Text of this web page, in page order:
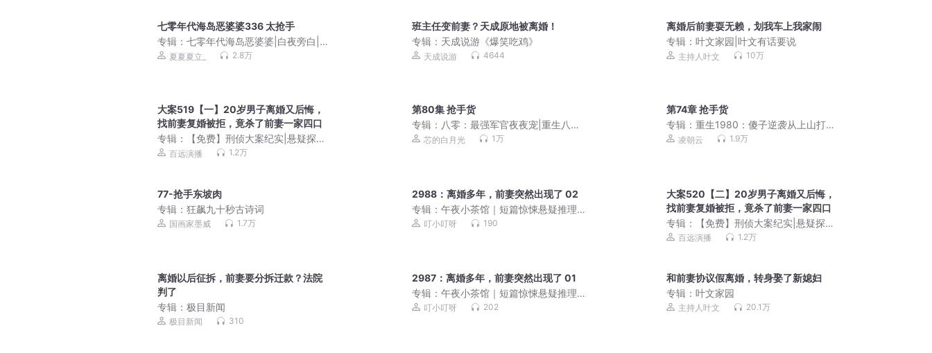
七零年代海岛恶婆婆336 太抢手
专辑： 七零年代海岛恶婆婆|白夜旁白|超
有梗爆笑|年代文|无CP|婆婆文|多人有声
夏夏夏立_ 2.8万
班主任变前妻？天成原地被离婚！
专辑： 天成说游《爆笑吃鸡》
天成说游 4644
离婚后前妻耍无赖，划我车上我家闹
专辑：叶文家园|叶文有话要说
主持人叶文 10万
大案519【一】20岁男子离婚又后悔，
找前妻复婚被拒，竟杀了前妻一家四口
专辑：
【免费】刑侦大案纪实|悬疑探案|
罪案追踪|AI精讲
百远演播 1.2万
第80集 抢手货
专辑： 八零：最强军官夜夜宠|重生八零
当后妈|年代|军婚|逆袭|养崽|先婚后爱|
芯的白月光 1万
第74章 抢手货
专辑：重生1980：傻子逆袭从上山打猎
开始丨乡村年代文丨重生八零丨VIP免费
凌朝云 1.9万
77-抢手东坡肉
专辑： 狂飙九十秒古诗词
国画家墨威 1.7万
2988：离婚多年，前妻突然出现了 02
专辑：午夜小茶馆｜短篇惊悚悬疑推理
故事集（会员免费）
叮小叮呀 190
大案520【二】20岁男子离婚又后悔，
找前妻复婚被拒，竟杀了前妻一家四口
专辑：
【免费】刑侦大案纪实|悬疑探案|
罪案追踪|AI精讲
百远演播 1.2万
离婚以后征拆，前妻要分拆迁款？法院
判了
专辑： 极目新闻
极目新闻 310
2987：离婚多年，前妻突然出现了 01
专辑：午夜小茶馆｜短篇惊悚悬疑推理
故事集（会员免费）
叮小叮呀 202
和前妻协议假离婚，转身娶了新媳妇
专辑：叶文家园
主持人叶文 20.1万